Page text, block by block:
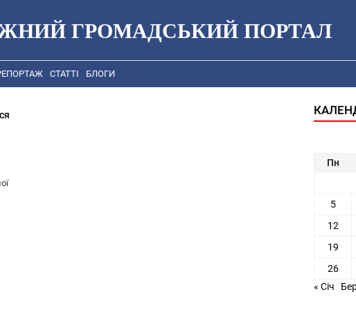
ГРОМАДСЬКИЙ ПОРТАЛ
СТАТТІ БЛОГИ
Пн
5
12
19
26
« Січ